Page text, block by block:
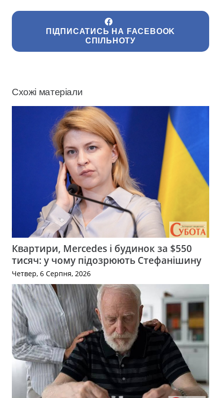
ПІДПИСАТИСЬ НА FACEBOOK
СПІЛЬНОТУ
Схожі матеріали
Квартири, Mercedes і будинок за $550
тисяч: у чому підозрюють Стефанішину
Четвер, 6 Серпня, 2026